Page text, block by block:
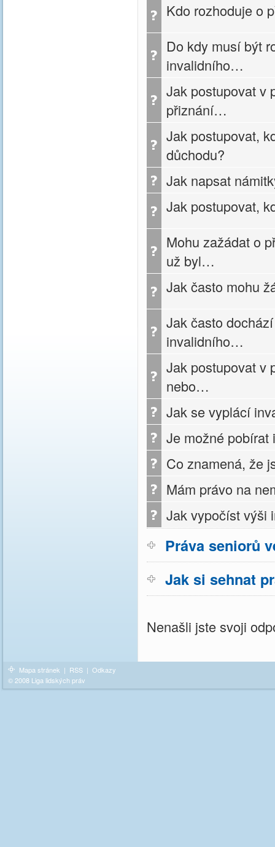
Kdo rozhoduje o
Do kdy musí být
invalidního…
Jak postupovat v
přiznání…
Jak postupovat,
důchodu?
Jak napsat
Jak postupovat,
Mohu zažádat o
už byl…
Jak často mohu
Jak často
invalidního…
Jak postupovat v
nebo…
Jak se vyplácí
Je možné pobírat
Co znamená, že
Mám právo na
Jak vypočíst výši
Práva seniorů
Jak si sehnat
Nenašli jste svoji
Mapa stránek | RSS | Odkazy
© 2008 Liga lidských práv